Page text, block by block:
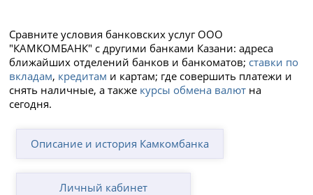
Сравните условия банковских услуг ООО
"КАМКОМБАНК" с другими банками Казани: адреса
ближайших отделений банков и банкоматов; ставки по
вкладам, кредитам и картам; где совершить платежи и
снять наличные, а также курсы обмена валют на
сегодня.
Описание и история Камкомбанка
Личный кабинет